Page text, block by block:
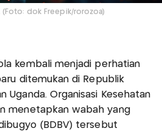
(Foto: dok Freepik/rorozoa)
kembali menjadi perhatian
ditemukan di Republik
Uganda. Organisasi Kesehatan
menetapkan wabah yang
(BDBV) tersebut